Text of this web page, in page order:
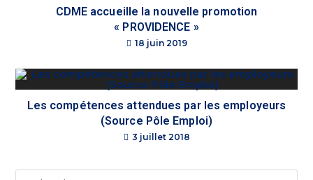
CDME accueille la nouvelle promotion
« PROVIDENCE »
18 juin 2019
Les compétences attendues par les employeurs
(Source Pôle Emploi)
3 juillet 2018